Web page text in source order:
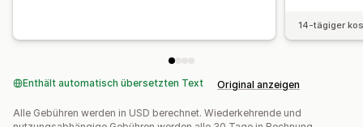
14-tägiger
Enthält automatisch übersetzten Text Original anzeigen
Alle Gebühren werden in USD berechnet. Wiederkehrende und